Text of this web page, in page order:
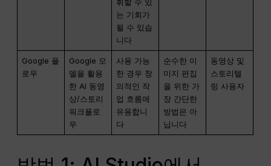
휘할 수 있
는 기회가
될 수 있습
니다
Google 플
로우
Google 모
델을 활용
한 AI 동영
상/스토리
워크플로
우
사용 가능
한 경우 창
의적인 작
업 흐름에
유용합니
다
순수한 이
미지 편집
을 위한 가
장 간단한
방법은 아
닙니다
동영상 및
스토리텔
링 사용자